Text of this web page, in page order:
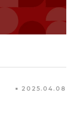
2025.04.08